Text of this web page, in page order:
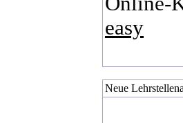
easy
Neue